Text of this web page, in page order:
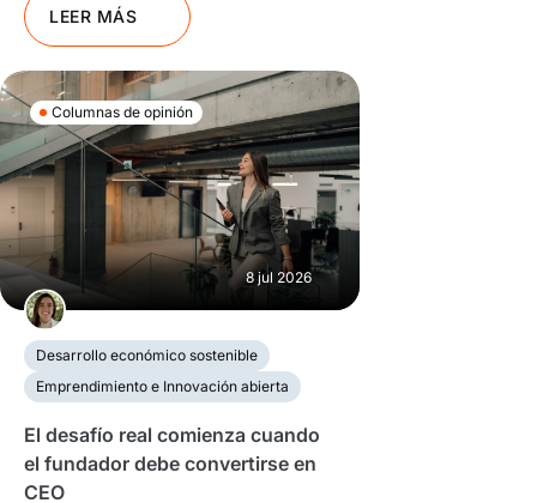
LEER MÁS
Columnas de opinión
8 jul 2026
Desarrollo económico sostenible
Emprendimiento e Innovación abierta
El desafío real comienza cuando
el fundador debe convertirse en
CEO